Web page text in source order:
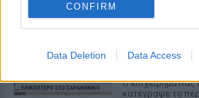
CONFIRM
Data Deletion Data Access
Ελικόπτερο
Σαρακήνικο
μπάνιο οι
Ο
κατέγραψε το